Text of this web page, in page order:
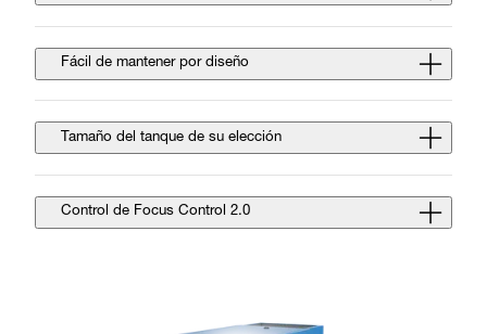
Fácil de mantener por diseño
Tamaño del tanque de su elección
Control de Focus Control 2.0